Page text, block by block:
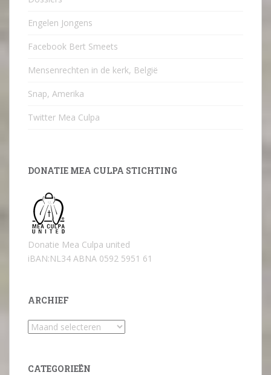
Engelen Jongens
Facebook Bert Smeets
Mensenrechten in de kerk, België
Snap, Amerika
Twitter Mea Culpa
DONATIE MEA CULPA STICHTING
Donatie Mea Culpa united
iBAN:NL34 ABNA 0592 5951 61
ARCHIEF
Archief
CATEGORIEËN